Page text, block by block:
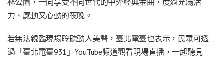
林公園，一同享受不同世代的中外經典金曲，度過充滿活
力、感動又心動的夜晚。
若無法親臨現場聆聽動人美聲，臺北電臺也表示，民眾可透
過「臺北電臺931」YouTube頻道觀看現場直播，一起聽見